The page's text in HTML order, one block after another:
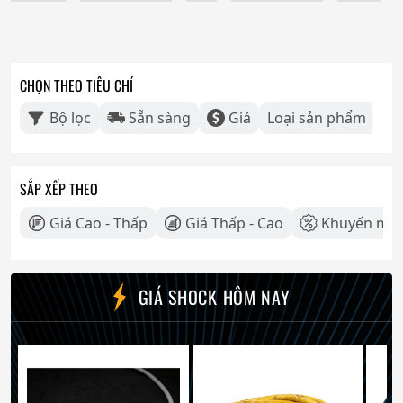
CHỌN THEO TIÊU CHÍ
Bộ lọc Sẵn sàng Giá Loại sản phẩm
SẮP XẾP THEO
Giá Cao - Thấp Giá Thấp - Cao Khuyến mãi
GIÁ SHOCK HÔM NAY